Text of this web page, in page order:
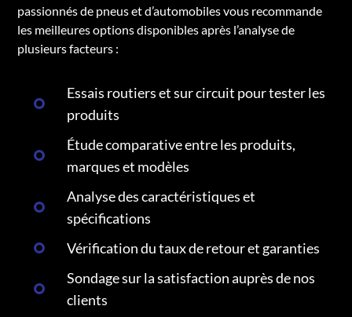
passionnés de pneus et d’automobiles vous recommande
les meilleures options disponibles après l’analyse de
plusieurs facteurs :
Essais routiers et sur circuit pour tester les
produits
Étude comparative entre les produits,
marques et modèles
Analyse des caractéristiques et
spécifications
Vérification du taux de retour et garanties
Sondage sur la satisfaction auprès de nos
clients